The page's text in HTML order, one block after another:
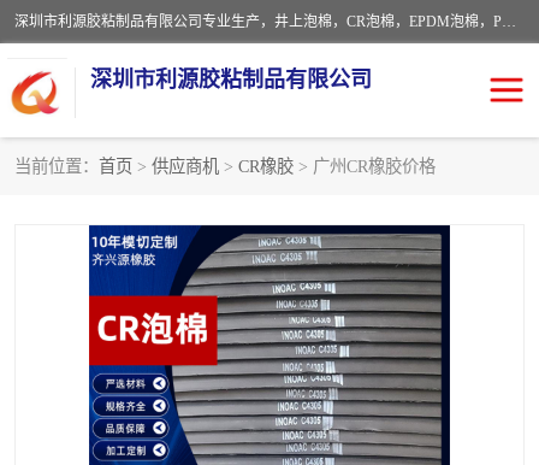
深圳市利源胶粘制品有限公司专业生产，井上泡棉，CR泡棉，EPDM泡棉，PORON泡棉厚度剖切，公差正负0.1mm，硅胶条，脚垫，异形一次成型，雕刻EVA海绵；包装材料:精密仪器、医疗器具、运输时缓冲、防震材料。建筑:住房装潢材料、房屋门窗密封；轻便、强韧性：轻便并且具有较强的韧性，良好的耐油性与耐溶剂性。隔热性：导热性低具有优越的保温性，具有的回弹性。
深圳市利源胶粘制品有限公司
当前位置： 首页 > 供应商机 > CR橡胶 > 广州CR橡胶价格
PORON泡棉 防火海绵
EVA珍珠棉异形 硅胶脚垫
佛橡胶泡棉